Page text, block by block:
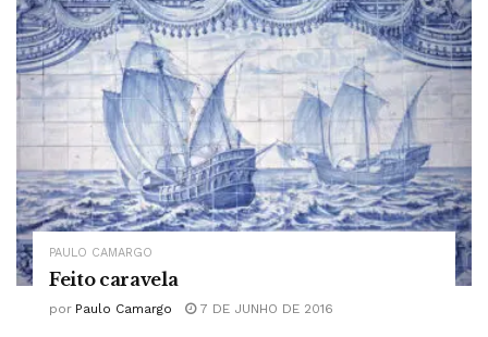
PAULO CAMARGO
Feito caravela
por Paulo Camargo 7 DE JUNHO DE 2016